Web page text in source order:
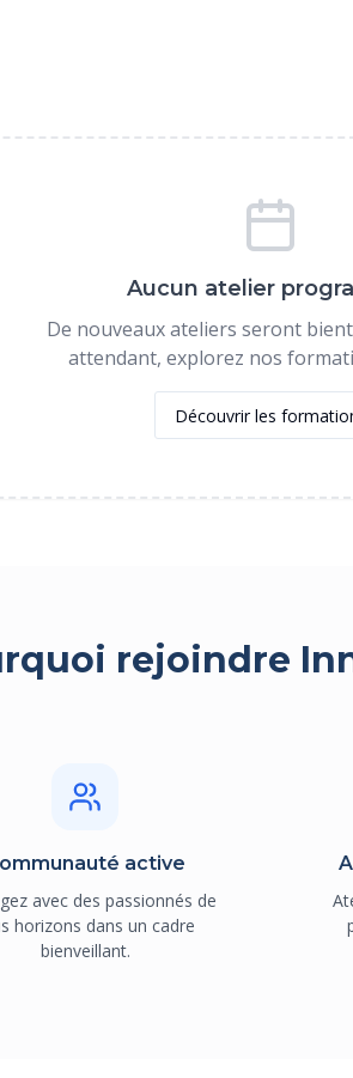
Aucun atelier
De nouveaux ateliers seront
attendant, explorez nos
Découvrir les
rejoindre
active
avec des passionnés de
horizons dans un cadre
bienveillant.